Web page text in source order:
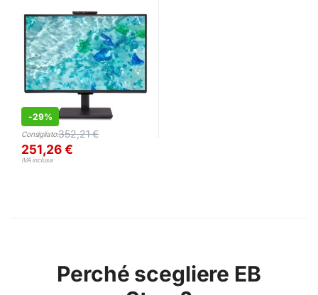
-29%
Consigliato:352,21€
251,26€
IVA inclusa
Perché scegliere EB